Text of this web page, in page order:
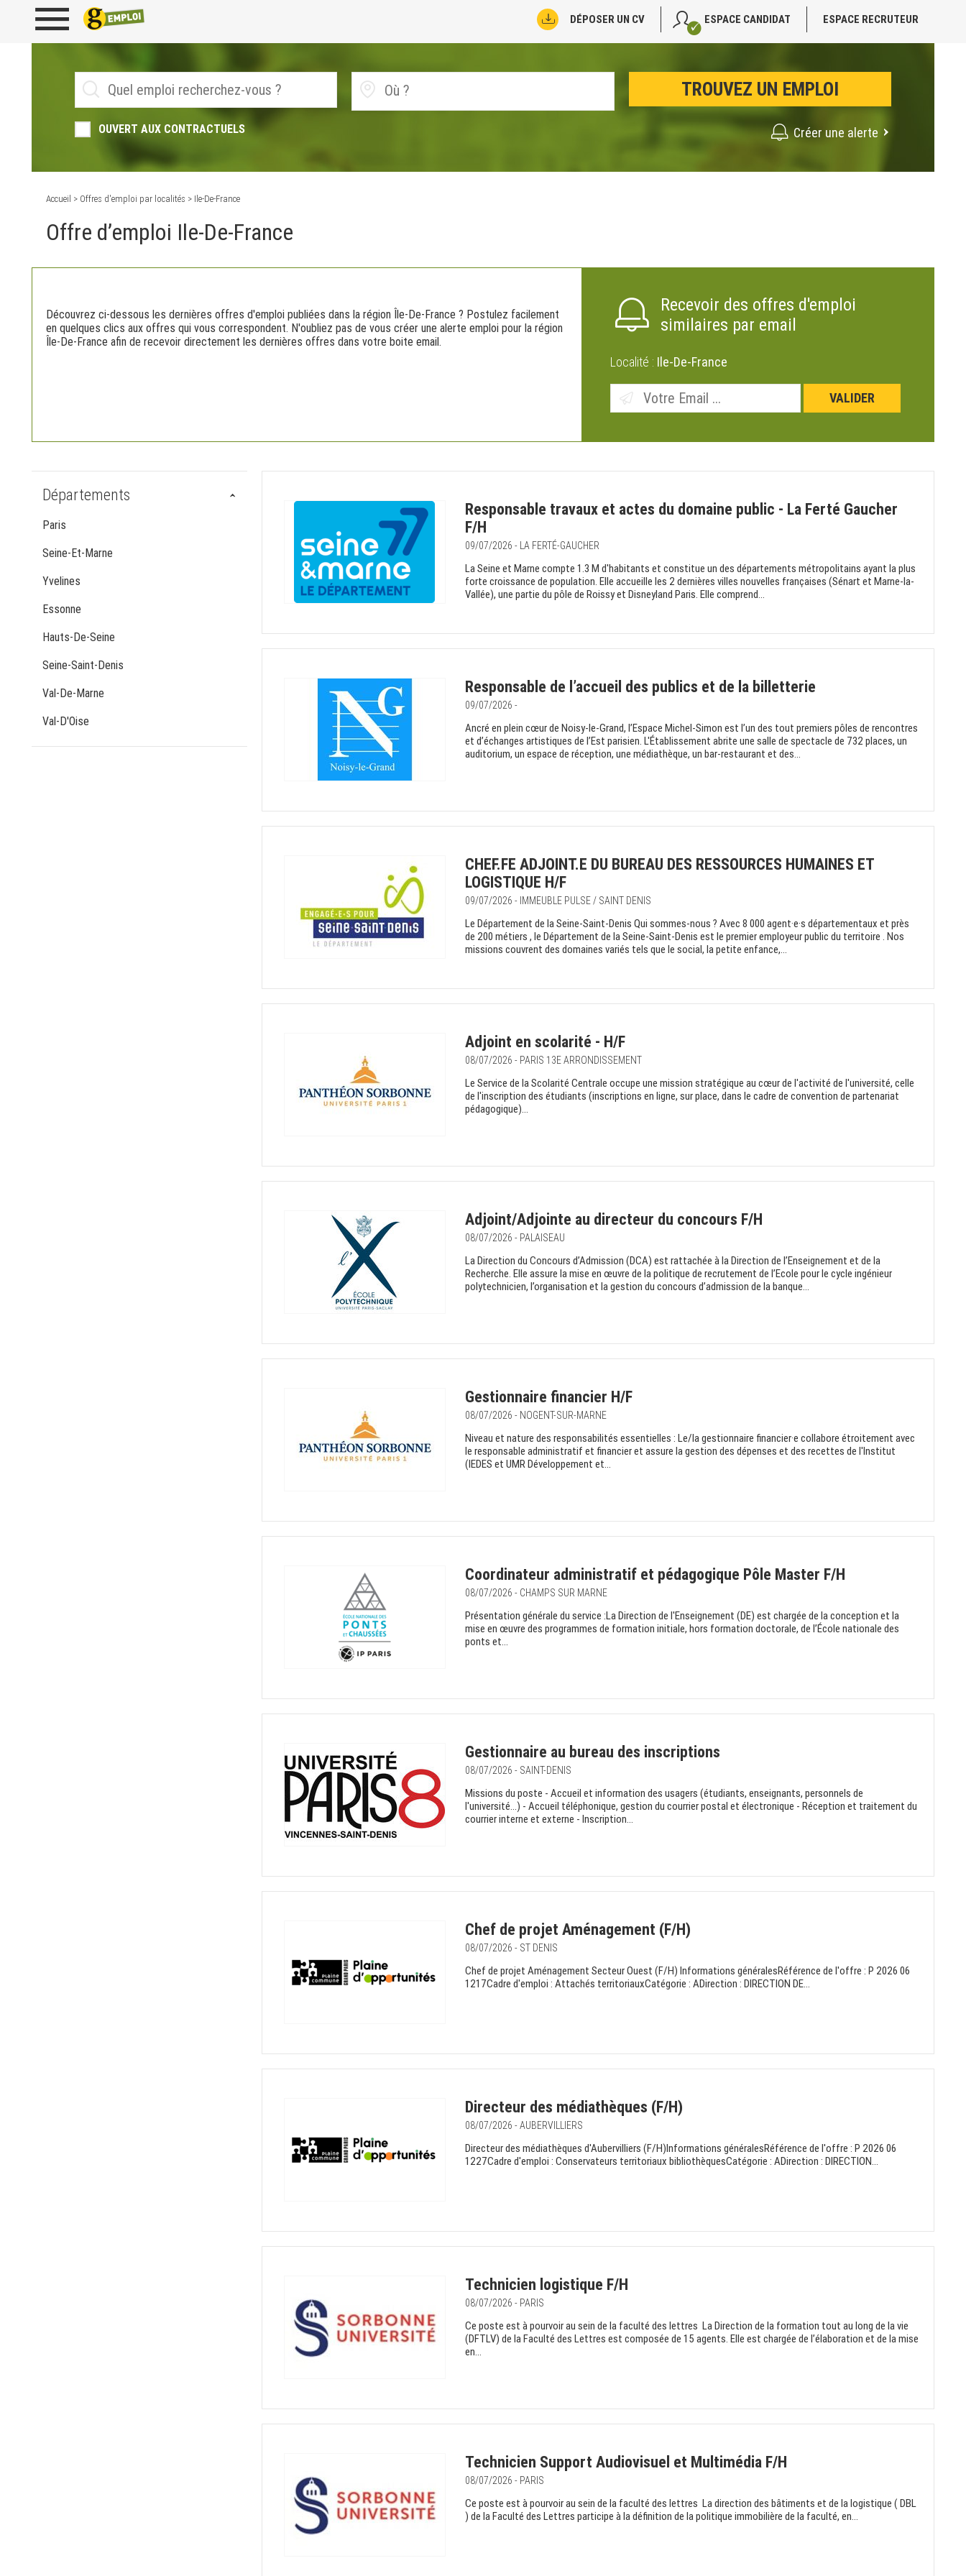
DÉPOSER UN CV ESPACE CANDIDAT ESPACE RECRUTEUR
OUVERT AUX CONTRACTUELS Créer une alerte
Accueil > Offres d'emploi par localités > Ile-De-France
Offre d’emploi Ile-De-France
Découvrez ci-dessous les dernières offres d'emploi publiées dans la région Île-De-France ? Postulez facilement
en quelques clics aux offres qui vous correspondent. N'oubliez pas de vous créer une alerte emploi pour la région
Île-De-France afin de recevoir directement les dernières offres dans votre boite email.
Recevoir des offres d'emploi
similaires par email
Localité : Ile-De-France
Départements
Paris
Seine-Et-Marne
Yvelines
Essonne
Hauts-De-Seine
Seine-Saint-Denis
Val-De-Marne
Val-D'Oise
Responsable travaux et actes du domaine public - La Ferté Gaucher
F/H
09/07/2026 - LA FERTÉ-GAUCHER
La Seine et Marne compte 1.3 M d'habitants et constitue un des départements métropolitains ayant la plus
forte croissance de population. Elle accueille les 2 dernières villes nouvelles françaises (Sénart et Marne-la-
Vallée), une partie du pôle de Roissy et Disneyland Paris. Elle comprend...
Responsable de l’accueil des publics et de la billetterie
09/07/2026 -
Ancré en plein cœur de Noisy-le-Grand, l’Espace Michel-Simon est l’un des tout premiers pôles de rencontres
et d’échanges artistiques de l’Est parisien. L'Établissement abrite une salle de spectacle de 732 places, un
auditorium, un espace de réception, une médiathèque, un bar-restaurant et des...
CHEF.FE ADJOINT.E DU BUREAU DES RESSOURCES HUMAINES ET
LOGISTIQUE H/F
09/07/2026 - IMMEUBLE PULSE / SAINT DENIS
Le Département de la Seine-Saint-Denis Qui sommes-nous ? Avec 8 000 agent·e·s départementaux et près
de 200 métiers , le Département de la Seine-Saint-Denis est le premier employeur public du territoire . Nos
missions couvrent des domaines variés tels que le social, la petite enfance,...
Adjoint en scolarité - H/F
08/07/2026 - PARIS 13E ARRONDISSEMENT
Le Service de la Scolarité Centrale occupe une mission stratégique au cœur de l'activité de l'université, celle
de l'inscription des étudiants (inscriptions en ligne, sur place, dans le cadre de convention de partenariat
pédagogique)...
Adjoint/Adjointe au directeur du concours F/H
08/07/2026 - PALAISEAU
La Direction du Concours d’Admission (DCA) est rattachée à la Direction de l’Enseignement et de la
Recherche. Elle assure la mise en œuvre de la politique de recrutement de l’Ecole pour le cycle ingénieur
polytechnicien, l’organisation et la gestion du concours d’admission de la banque...
Gestionnaire financier H/F
08/07/2026 - NOGENT-SUR-MARNE
Niveau et nature des responsabilités essentielles : Le/la gestionnaire financier·e collabore étroitement avec
le responsable administratif et financier et assure la gestion des dépenses et des recettes de l'Institut
(IEDES et UMR Développement et...
Coordinateur administratif et pédagogique Pôle Master F/H
08/07/2026 - CHAMPS SUR MARNE
Présentation générale du service :La Direction de l'Enseignement (DE) est chargée de la conception et la
mise en œuvre des programmes de formation initiale, hors formation doctorale, de l’École nationale des
ponts et...
Gestionnaire au bureau des inscriptions
08/07/2026 - SAINT-DENIS
Missions du poste - Accueil et information des usagers (étudiants, enseignants, personnels de
l'université...) - Accueil téléphonique, gestion du courrier postal et électronique - Réception et traitement du
courrier interne et externe - Inscription...
Chef de projet Aménagement (F/H)
08/07/2026 - ST DENIS
Chef de projet Aménagement Secteur Ouest (F/H) Informations généralesRéférence de l'offre : P 2026 06
1217Cadre d'emploi : Attachés territoriauxCatégorie : ADirection : DIRECTION DE...
Directeur des médiathèques (F/H)
08/07/2026 - AUBERVILLIERS
Directeur des médiathèques d'Aubervilliers (F/H)Informations généralesRéférence de l'offre : P 2026 06
1227Cadre d'emploi : Conservateurs territoriaux bibliothèquesCatégorie : ADirection : DIRECTION...
Technicien logistique F/H
08/07/2026 - PARIS
Ce poste est à pourvoir au sein de la faculté des lettres La Direction de la formation tout au long de la vie
(DFTLV) de la Faculté des Lettres est composée de 15 agents. Elle est chargée de l’élaboration et de la mise
en...
Technicien Support Audiovisuel et Multimédia F/H
08/07/2026 - PARIS
Ce poste est à pourvoir au sein de la faculté des lettres La direction des bâtiments et de la logistique ( DBL
) de la Faculté des Lettres participe à la définition de la politique immobilière de la faculté, en...